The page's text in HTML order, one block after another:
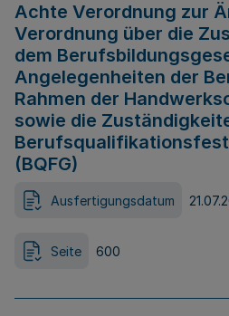
Achte Verordnung zur
Verordnung über die
dem
Angelegenheiten der
Rahmen der
sowie die
(BQFG)
Ausfertigungsdatum
Seite 600